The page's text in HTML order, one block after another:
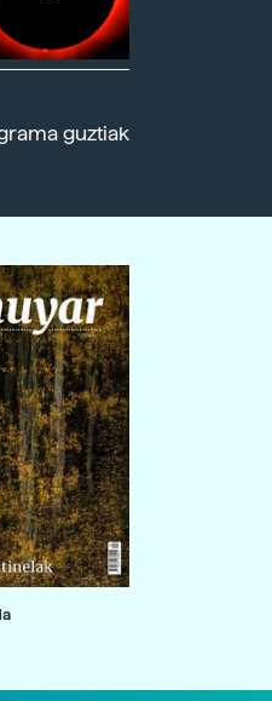
guztiak